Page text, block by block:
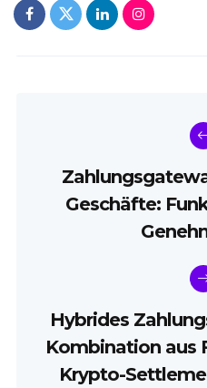
Geschäfte:
Hybrides
Kombination aus
Krypto-